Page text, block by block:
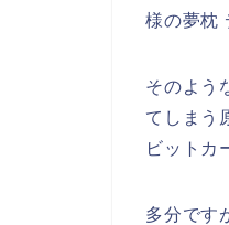
様の夢枕
そのよう
てしまう
ビットカ
多分です